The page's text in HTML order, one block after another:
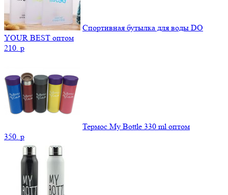
Спортивная бутылка для воды DO
YOUR BEST оптом
210. p
Термос My Bottle 330 ml оптом
350. p